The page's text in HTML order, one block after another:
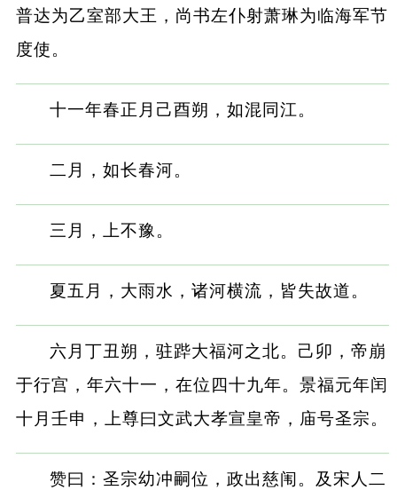
普达为乙室部大王，尚书左仆射萧琳为临海军节
度使。
十一年春正月己酉朔，如混同江。
二月，如长春河。
三月，上不豫。
夏五月，大雨水，诸河横流，皆失故道。
六月丁丑朔，驻跸大福河之北。己卯，帝崩
于行宫，年六十一，在位四十九年。景福元年闰
十月壬申，上尊曰文武大孝宣皇帝，庙号圣宗。
赞曰：圣宗幼冲嗣位，政出慈闱。及宋人二